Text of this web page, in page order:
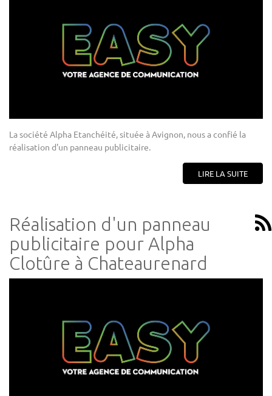
La société Alpha Etanchéité, située à Avignon, nous a confié la
réalisation d'un panneau publicitaire.
LIRE LA SUITE
Réalisation d'un panneau
publicitaire pour Alpha
Clotûre à Chateaurenard